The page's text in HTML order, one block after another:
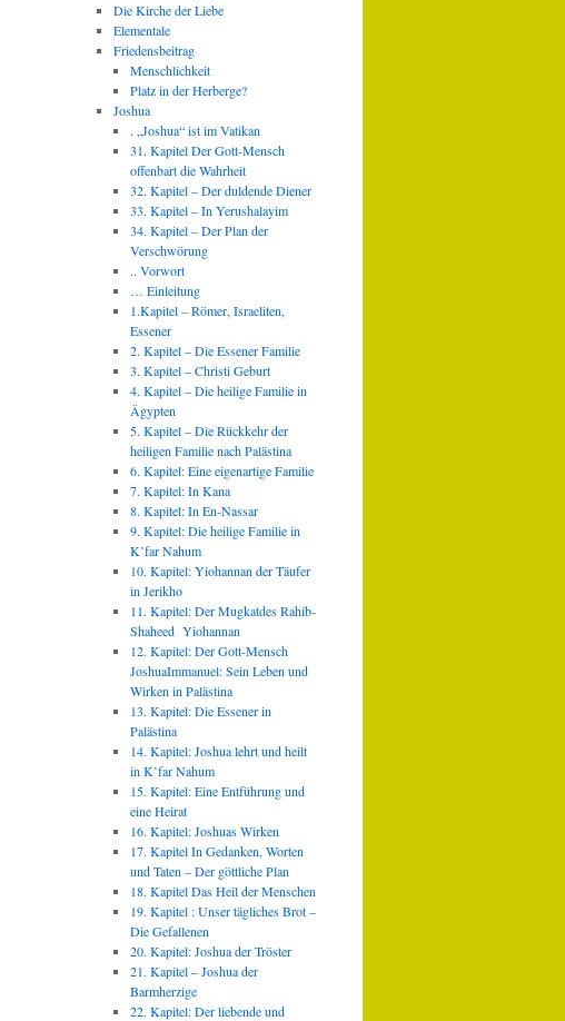
Die Kirche der Liebe
Elementale
Friedensbeitrag
Menschlichkeit
Platz in der Herberge?
Joshua
. „Joshua“ ist im Vatikan
31. Kapitel Der Gott-Mensch
offenbart die Wahrheit
32. Kapitel – Der duldende Diener
33. Kapitel – In Yerushalayim
34. Kapitel – Der Plan der
Verschwörung
.. Vorwort
… Einleitung
1.Kapitel – Römer, Israeliten,
Essener
2. Kapitel – Die Essener Familie
3. Kapitel – Christi Geburt
4. Kapitel – Die heilige Familie in
Ägypten
5. Kapitel – Die Rückkehr der
heiligen Familie nach Palästina
6. Kapitel: Eine eigenartige Familie
7. Kapitel: In Kana
8. Kapitel: In En-Nassar
9. Kapitel: Die heilige Familie in
K’far Nahum
10. Kapitel: Yiohannan der Täufer
in Jerikho
11. Kapitel: Der Mugkatdes Rahib-
Shaheed Yiohannan
12. Kapitel: Der Gott-Mensch
JoshuaImmanuel: Sein Leben und
Wirken in Palästina
13. Kapitel: Die Essener in
Palästina
14. Kapitel: Joshua lehrt und heilt
in K’far Nahum
15. Kapitel: Eine Entführung und
eine Heirat
16. Kapitel: Joshuas Wirken
17. Kapitel In Gedanken, Worten
und Taten – Der göttliche Plan
18. Kapitel Das Heil der Menschen
19. Kapitel : Unser tägliches Brot –
Die Gefallenen
20. Kapitel: Joshua der Tröster
21. Kapitel – Joshua der
Barmherzige
22. Kapitel: Der liebende und